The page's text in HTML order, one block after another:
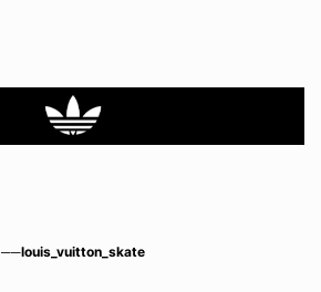
──louis_vuitton_skate